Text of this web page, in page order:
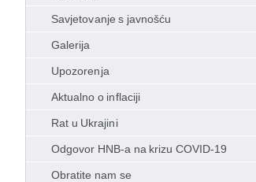
Savjetovanje s javnošću
Galerija
Upozorenja
Aktualno o inflaciji
Rat u Ukrajini
Odgovor HNB-a na krizu COVID-19
Obratite nam se